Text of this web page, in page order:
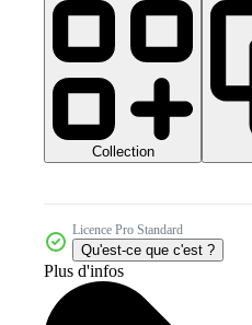
Collection
Licence Pro Standard
Qu'est-ce que c'est ?
Plus d'infos